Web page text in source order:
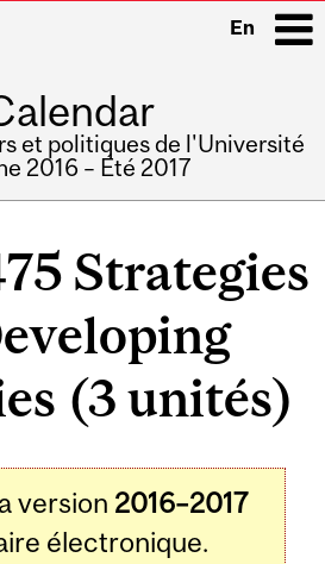
En
et politiques de l'Université
2016 – Été 2017
Strategies
(3 unités)
version 2016–2017
électronique.